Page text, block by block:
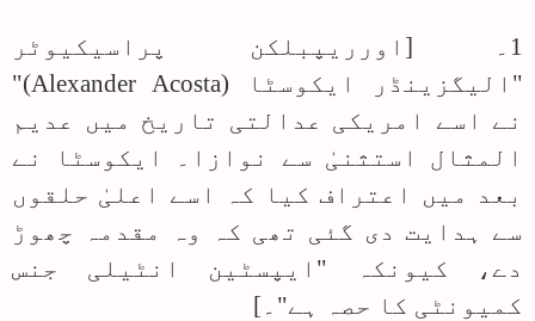
1۔ [اورریپبلکن پراسیکیوٹر
"الیگزینڈر ایکوسٹا (Alexander Acosta)"
نے اسے امریکی عدالتی تاریخ میں عدیم
المثال استثنیٰ سے نوازا۔ ایکوسٹا نے
بعد میں اعتراف کیا کہ اسے اعلیٰ حلقوں
سے ہدایت دی گئی تھی کہ وہ مقدمہ چھوڑ
دے، کیونکہ "ایپسٹین انٹیلی جنس
کمیونٹی کا حصہ ہے"۔]